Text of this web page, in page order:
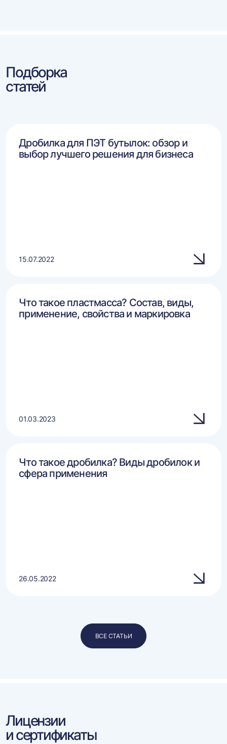
Подборка
статей
Дробилка для ПЭТ бутылок: обзор и
выбор лучшего решения для бизнеса
15.07.2022
Что такое пластмасса? Состав, виды,
применение, свойства и маркировка
01.03.2023
Что такое дробилка? Виды дробилок и
сфера применения
26.05.2022
ВСЕ СТАТЬИ
Лицензии
и сертификаты